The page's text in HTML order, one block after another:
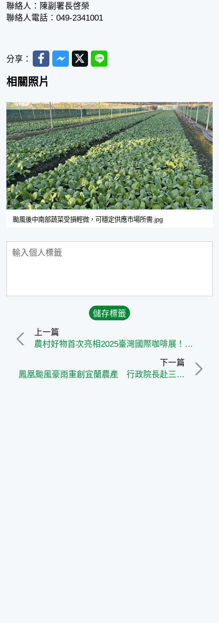
聯絡人：陳副署長啓榮
聯絡人電話：049-2341001
分享： FacebookMessenger
TwitterLine
相關照片
颱風後中南部蔬菜受損輕微，可穩定供應市場所需.jpg
上一篇
農村好物首次亮相2025臺灣國際咖啡展！四大風味概念店展現臺灣茶、酒、咖啡與點心的多元風味
下一篇
鳳凰颱風豪雨重創宜蘭農產 行政院長赴三星勘災、指示農業部全力救助